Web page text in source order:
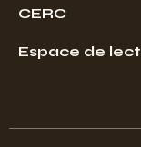
CERC
Espace de